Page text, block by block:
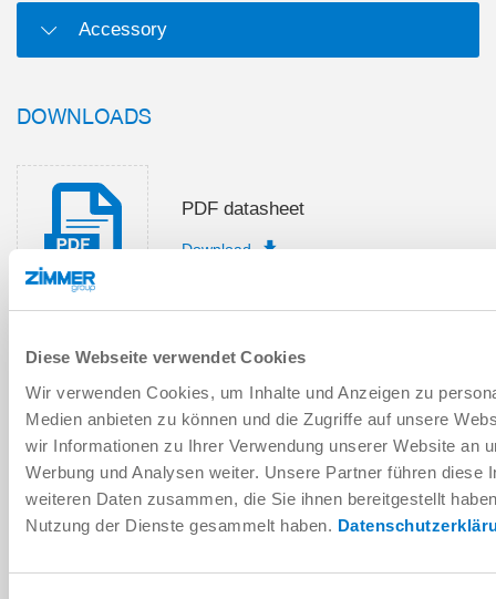
Diese Webseite verwendet Cookies
Wir verwenden Cookies, um Inhalte und Anzeigen zu
Medien anbieten zu können und die Zugriffe auf unsere
wir Informationen zu Ihrer Verwendung unserer Website an
Werbung und Analysen weiter. Unsere Partner führen diese
weiteren Daten zusammen, die Sie ihnen bereitgestellt
Nutzung der Dienste gesammelt haben.
Accessory
DOWNLOADS
PDF datasheet
Download
instructions
Download